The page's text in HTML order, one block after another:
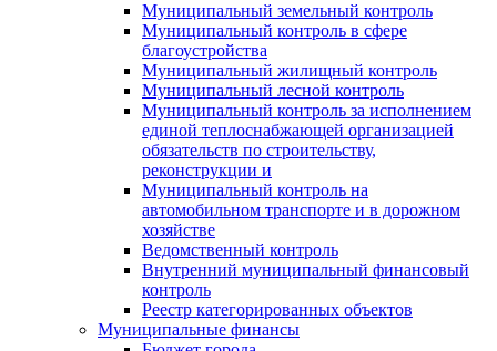
Муниципальный земельный контроль
Муниципальный контроль в сфере
благоустройства
Муниципальный жилищный контроль
Муниципальный лесной контроль
Муниципальный контроль за исполнением
единой теплоснабжающей организацией
обязательств по строительству,
реконструкции и
Муниципальный контроль на
автомобильном транспорте и в дорожном
хозяйстве
Ведомственный контроль
Внутренний муниципальный финансовый
контроль
Реестр категорированных объектов
Муниципальные финансы